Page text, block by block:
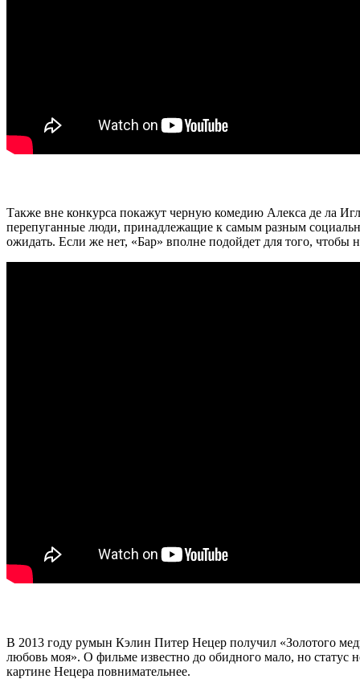
Также вне конкурса покажут черную комедию Алекса де ла
перепуганные люди, принадлежащие к самым разным
ожидать. Если же нет, «Бар» вполне подойдет для того, чтобы
В 2013 году румын Кэлин Питер Нецер получил «Золотого
любовь моя». О фильме известно до обидного мало, но статус
картине Нецера повнимательнее.